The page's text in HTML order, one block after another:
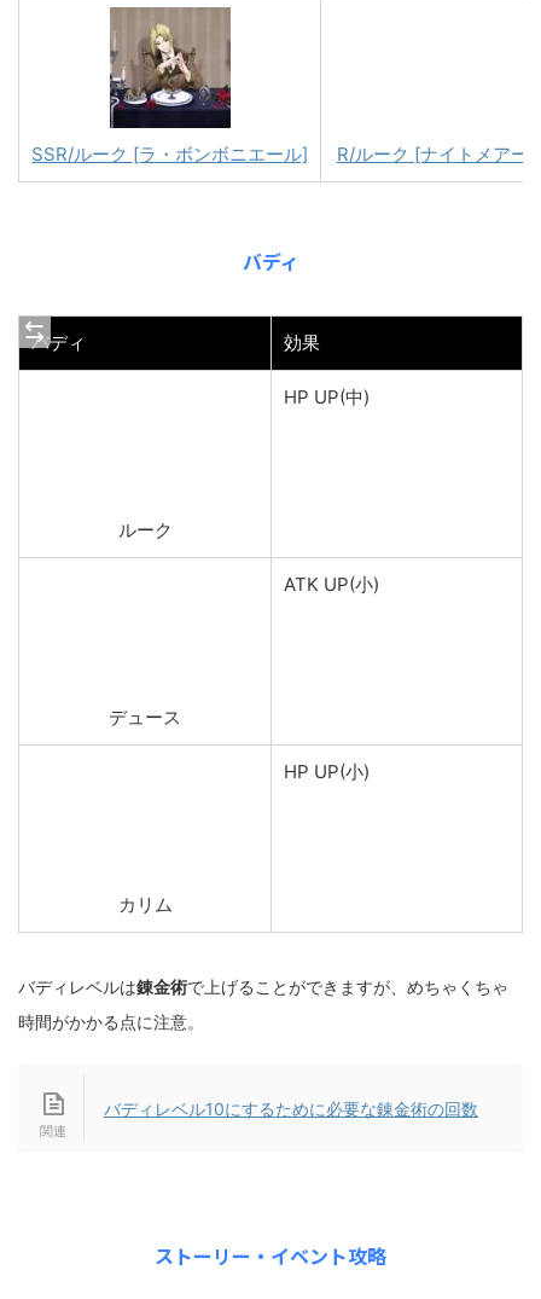
SSR/ルーク [ラ・ボンボニエール] R/ルーク [ナイトメアー
バディ
バディ 効果
ルーク
HP UP(中)
デュース
ATK UP(小)
カリム
HP UP(小)
バディレベルは錬金術で上げることができますが、めちゃくちゃ
時間がかかる点に注意。
バディレベル10にするために必要な錬金術の回数
ストーリー・イベント攻略